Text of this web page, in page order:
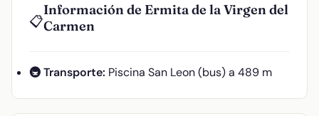
📋
Información de Ermita de la Virgen del
Carmen
🚇 Transporte: Piscina San Leon (bus) a 489 m